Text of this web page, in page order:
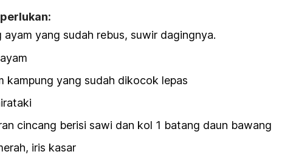
ayam yang sudah rebus, suwir dagingnya.
kampung yang sudah dikocok lepas
cincang berisi sawi dan kol 1 batang daun bawang
iris kasar